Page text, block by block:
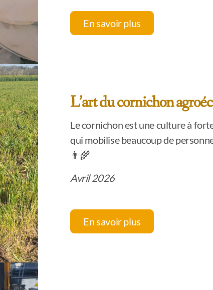
En savoir plus
L’art du cornichon
Le cornichon est une culture à
qui mobilise beaucoup de
👨‍🌾
Avril 2026
En savoir plus